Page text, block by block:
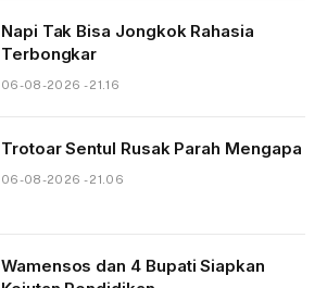
Napi Tak Bisa Jongkok Rahasia
Terbongkar
06-08-2026 - 21.16
Trotoar Sentul Rusak Parah Mengapa
06-08-2026 - 21.06
Wamensos dan 4 Bupati Siapkan